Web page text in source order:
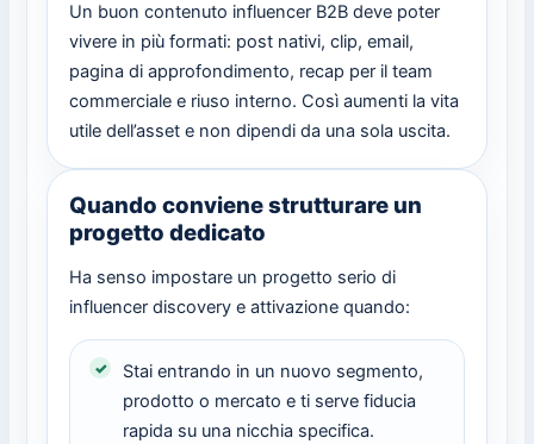
Un buon contenuto influencer B2B deve poter
vivere in più formati: post nativi, clip, email,
pagina di approfondimento, recap per il team
commerciale e riuso interno. Così aumenti la vita
utile dell’asset e non dipendi da una sola uscita.
Quando conviene strutturare un
progetto dedicato
Ha senso impostare un progetto serio di
influencer discovery e attivazione quando:
Stai entrando in un nuovo segmento,
prodotto o mercato e ti serve fiducia
rapida su una nicchia specifica.